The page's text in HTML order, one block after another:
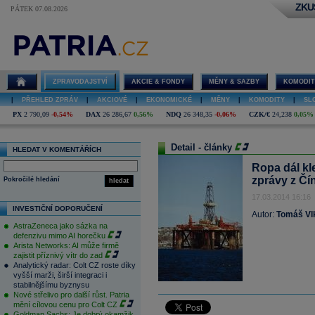
PÁTEK 07.08.2026
ZPRAVODAJSTVÍ AKCIE & FONDY MĚNY & SAZBY
PŘEHLED ZPRÁV AKCIOVÉ EKONOMICKÉ MĚNY KOMODITY
PX 2 790,09 -0,54% DAX 26 286,67 0,56% NDQ 26 348,35 -0,06% CZK/€ 24,238 0,05%
HLEDAT V KOMENTÁŘÍCH
hledat
Pokročilé hledání
INVESTIČNÍ DOPORUČENÍ
AstraZeneca jako sázka na
defenzivu mimo AI horečku
Arista Networks: AI může firmě
zajistit příznivý vítr do zad
Analytický radar: Colt CZ roste díky
vyšší marži, širší integraci i
stabilnějšímu byznysu
Nové střelivo pro další růst. Patria
mění cílovou cenu pro Colt CZ
Detail - články
Ropa dál
zprávy z
17.03.2014 16:16
Autor: Tomáš